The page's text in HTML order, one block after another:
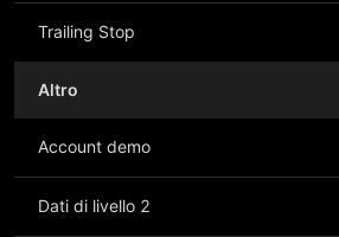
Trailing Stop
Altro
Account demo
Dati di livello 2